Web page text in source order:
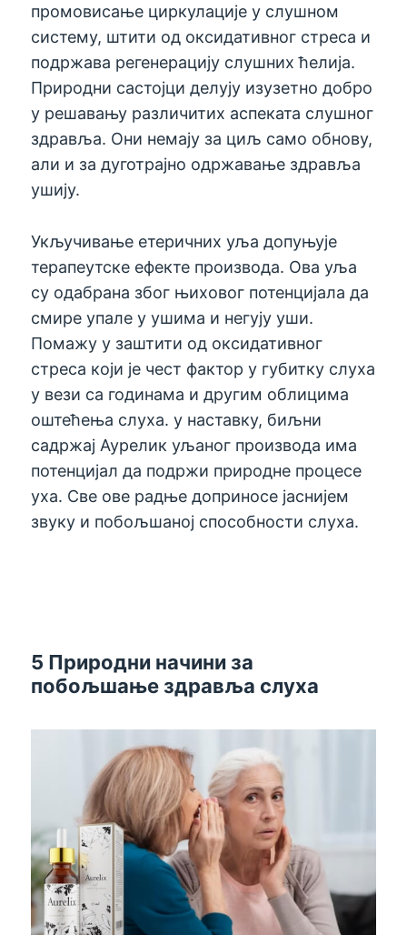
промовисање циркулације у слушном
систему, штити од оксидативног стреса и
подржава регенерацију слушних ћелија.
Природни састојци делују изузетно добро
у решавању различитих аспеката слушног
здравља. Они немају за циљ само обнову,
али и за дуготрајно одржавање здравља
ушију.
Укључивање етеричних уља допуњује
терапеутске ефекте производа. Ова уља
су одабрана због њиховог потенцијала да
смире упале у ушима и негују уши.
Помажу у заштити од оксидативног
стреса који је чест фактор у губитку слуха
у вези са годинама и другим облицима
оштећења слуха. у наставку, биљни
садржај Аурелик уљаног производа има
потенцијал да подржи природне процесе
уха. Све ове радње доприносе јаснијем
звуку и побољшаној способности слуха.
5 Природни начини за
побољшање здравља слуха